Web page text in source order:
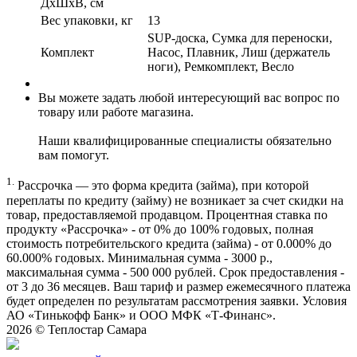
ДxШxВ, см
Вес упаковки, кг
13
Комплект
SUP-доска, Сумка для переноски,
Насос, Плавник, Лиш (держатель
ноги), Ремкомплект, Весло
Вы можете задать любой интересующий вас вопрос по
товару или работе магазина.
Наши квалифицированные специалисты обязательно
вам помогут.
1. Рассрочка — это форма кредита (займа), при которой
переплаты по кредиту (займу) не возникает за счет скидки на
товар, предоставляемой продавцом. Процентная ставка по
продукту «Рассрочка» - от 0% до 100% годовых, полная
стоимость потребительского кредита (займа) - от 0.000% до
60.000% годовых. Минимальная сумма - 3000 р.,
максимальная сумма - 500 000 рублей. Срок предоставления -
от 3 до 36 месяцев. Ваш тариф и размер ежемесячного платежа
будет определен по результатам рассмотрения заявки. Условия
АО «Тинькофф Банк» и ООО МФК «Т-Финанс».
2026 © Теплостар Самара